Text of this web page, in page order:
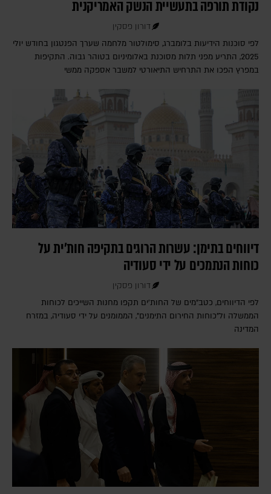
נקודת תורפה בתעשיית הנשק האמריקנית
דורון פסקין
לפי סוכנות הידיעות בלומברג, סימולטור מלחמה שערך הפנטגון בחודש יולי
2025, התריע מפני תלות מסוכנת באלומיניום בטוהר גבוה. התקיפות
במפרץ הפכו את התרחיש התיאורטי למשבר אספקה ממשי
דיווחים בתימן: עשרות הרוגים בתקיפה חות'ית על
כוחות הנתמכים על ידי סעודיה
דורון פסקין
לפי הדיווחים, כטב"מים של החות'ים תקפו מחנות השייכים לכוחות
הממשלה ול"כוחות החירום התימנים", הממומנים על ידי סעודיה, במזרח
המדינה